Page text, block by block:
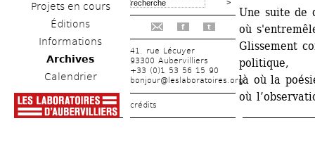
Projets en cours
Éditions
Informations
Archives
Calendrier
f t
41, rue Lécuyer
93300 Aubervilliers
+33 (0)1 53 56 15 90
bonjour@leslaboratoires.org
crédits
Une suite de
où
Glissement
politique,
là où la
où